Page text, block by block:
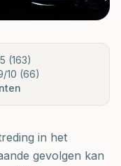
(163)
/10 (66)
in het
gevolgen kan